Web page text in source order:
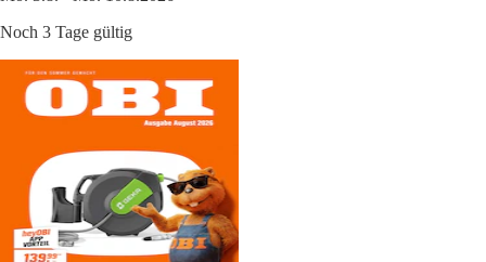
Noch 3 Tage gültig